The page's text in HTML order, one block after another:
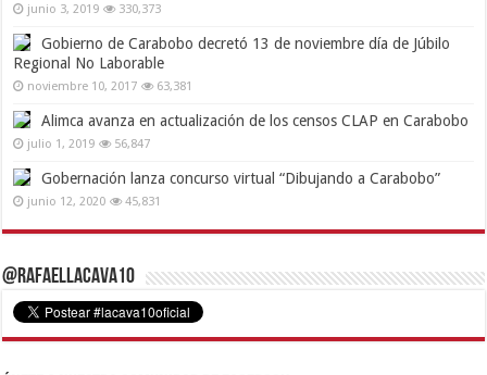
junio 3, 2019 330,373
Gobierno de Carabobo decretó 13 de noviembre día de Júbilo
Regional No Laborable
noviembre 10, 2017 63,381
Alimca avanza en actualización de los censos CLAP en Carabobo
julio 1, 2019 56,847
Gobernación lanza concurso virtual “Dibujando a Carabobo”
junio 12, 2020 45,831
@RafaelLacava10